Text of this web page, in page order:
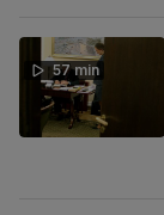
57 min